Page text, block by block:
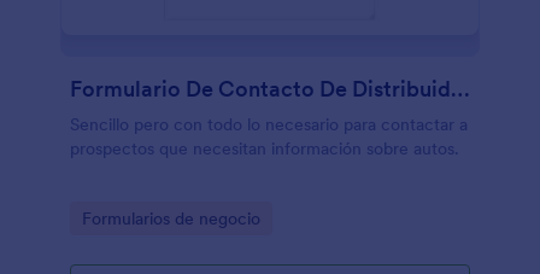
Formulario De Contacto De Distribuidor De Automóviles
Sencillo pero con todo lo necesario para contactar a
prospectos que necesitan información sobre autos.
Go to Category:
Formularios de negocio